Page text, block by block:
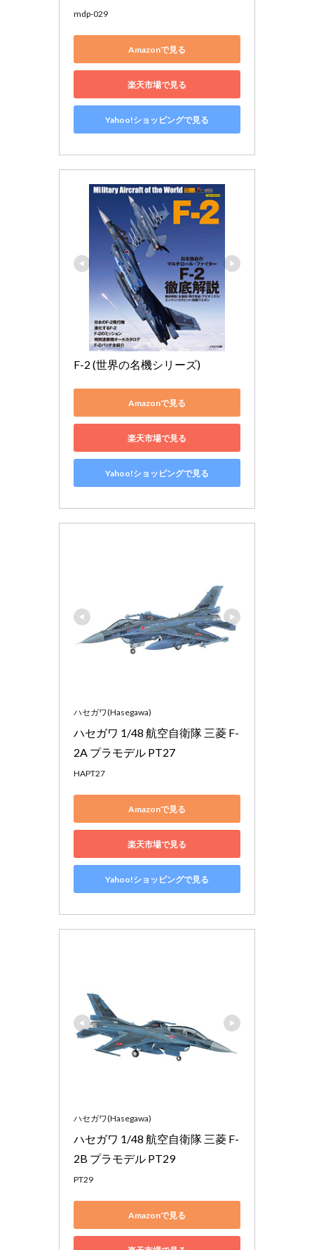
mdp-029
Amazonで見る
楽天市場で見る
Yahoo!ショッピングで見る
F-2 (世界の名機シリーズ)
Amazonで見る
楽天市場で見る
Yahoo!ショッピングで見る
ハセガワ(Hasegawa)
ハセガワ 1/48 航空自衛隊 三菱 F-
2A プラモデル PT27
HAPT27
Amazonで見る
楽天市場で見る
Yahoo!ショッピングで見る
ハセガワ(Hasegawa)
ハセガワ 1/48 航空自衛隊 三菱 F-
2B プラモデル PT29
PT29
Amazonで見る